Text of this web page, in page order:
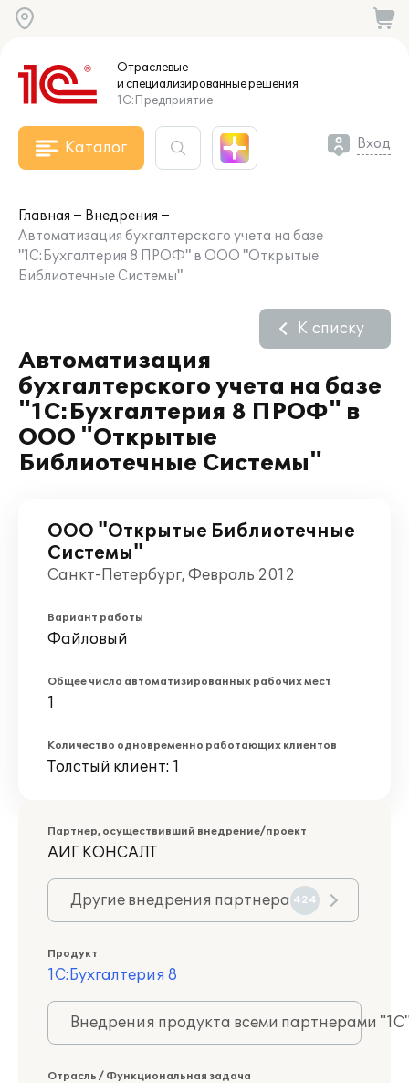
Отраслевые
и специализированныерешения
1С:Предприятие
Каталог Вход
Главная
Внедрения
Автоматизация бухгалтерского учета на базе
"1C:Бухгалтерия 8 ПРОФ" в ООО "Открытые
Библиотечные Системы"
Автоматизация
бухгалтерского учета на базе
"1C:Бухгалтерия 8 ПРОФ" в
ООО "Открытые
Библиотечные Системы"
К списку
ООО "Открытые Библиотечные
Системы"
Санкт-Петербург, Февраль 2012
Вариант работы
Файловый
Общее число автоматизированных рабочих мест
1
Количество одновременно работающих клиентов
Толстый клиент: 1
Партнер, осуществивший внедрение/проект
АИГ КОНСАЛТ
Другие внедрения партнера 424
Продукт
1С:Бухгалтерия 8
Внедрения продукта всеми партнерами
Отрасль / Функциональная задача